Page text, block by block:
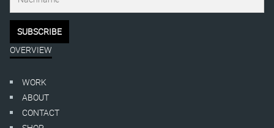
OVERVIEW
WORK
ABOUT
CONTACT